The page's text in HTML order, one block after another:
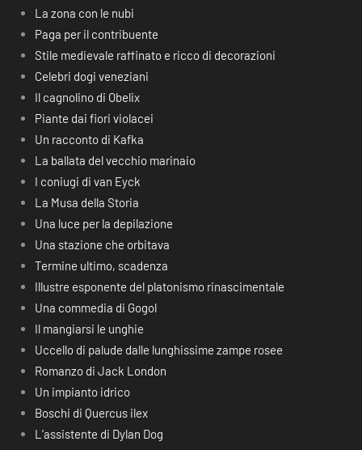
La zona con le nubi
Paga per il contribuente
Stile medievale raffinato e ricco di decorazioni
Celebri dogi veneziani
Il cagnolino di Obelix
Piante dai fiori violacei
Un racconto di Kafka
La ballata del vecchio marinaio
I coniugi di van Eyck
La Musa della Storia
Una luce per la depilazione
Una stazione che orbitava
Termine ultimo, scadenza
Illustre esponente del platonismo rinascimentale
Una commedia di Gogol
Il mangiarsi le unghie
Uccello di palude dalle lunghissime zampe rosee
Romanzo di Jack London
Un impianto idrico
Boschi di Quercus ilex
L’assistente di Dylan Dog